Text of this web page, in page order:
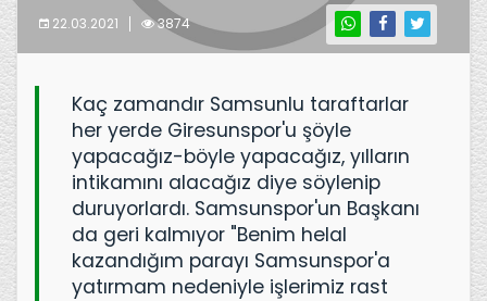
22.03.2021 3874
Kaç zamandır Samsunlu taraftarlar
her yerde Giresunspor'u şöyle
yapacağız-böyle yapacağız, yılların
intikamını alacağız diye söylenip
duruyorlardı. Samsunspor'un Başkanı
da geri kalmıyor "Benim helal
kazandığım parayı Samsunspor'a
yatırmam nedeniyle işlerimiz rast